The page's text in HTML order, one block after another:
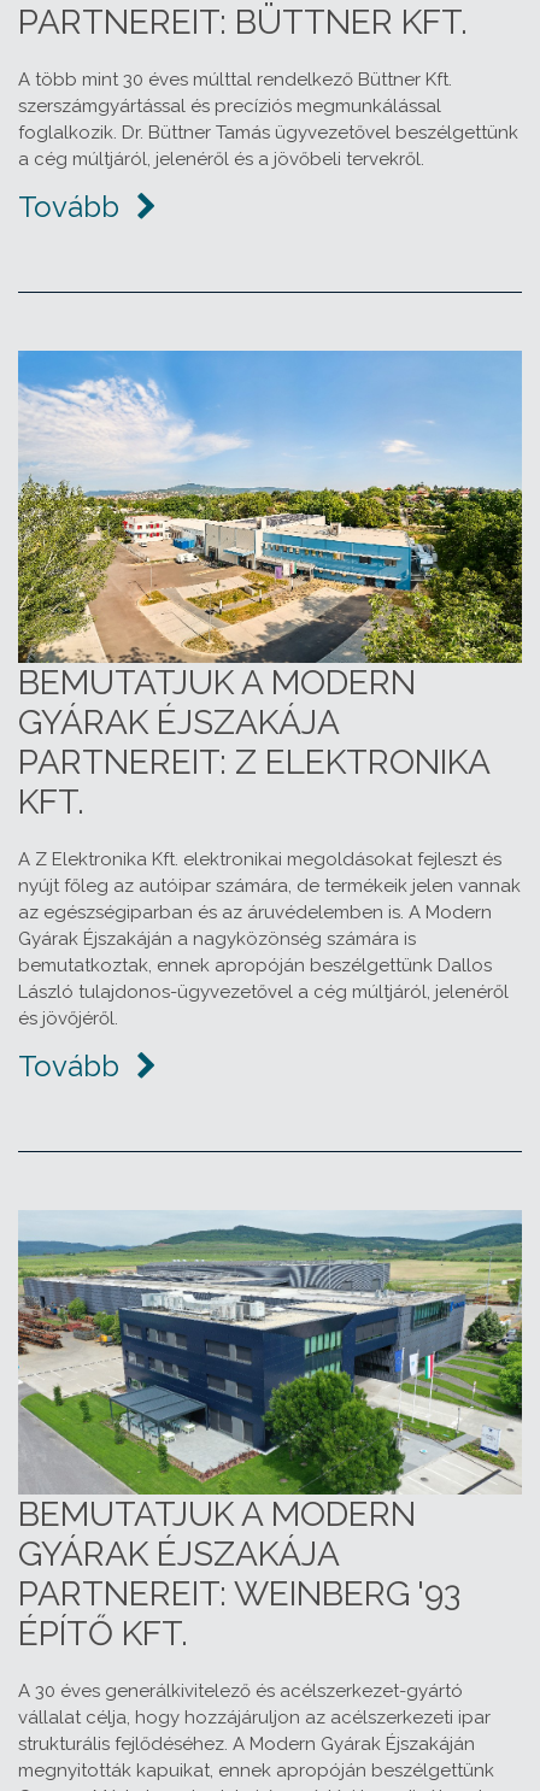
PARTNEREIT: BÜTTNER KFT.
A több mint 30 éves múlttal rendelkező Büttner Kft.
szerszámgyártással és precíziós megmunkálással
foglalkozik. Dr. Büttner Tamás ügyvezetővel beszélgettünk
a cég múltjáról, jelenéről és a jövőbeli tervekről.
Tovább
BEMUTATJUK A MODERN
GYÁRAK ÉJSZAKÁJA
PARTNEREIT: Z ELEKTRONIKA
KFT.
A Z Elektronika Kft. elektronikai megoldásokat fejleszt és
nyújt főleg az autóipar számára, de termékeik jelen vannak
az egészségiparban és az áruvédelemben is. A Modern
Gyárak Éjszakáján a nagyközönség számára is
bemutatkoztak, ennek apropóján beszélgettünk Dallos
László tulajdonos-ügyvezetővel a cég múltjáról, jelenéről
és jövőjéről.
Tovább
BEMUTATJUK A MODERN
GYÁRAK ÉJSZAKÁJA
PARTNEREIT: WEINBERG '93
ÉPÍTŐ KFT.
A 30 éves generálkivitelező és acélszerkezet-gyártó
vállalat célja, hogy hozzájáruljon az acélszerkezeti ipar
strukturális fejlődéséhez. A Modern Gyárak Éjszakáján
megnyitották kapuikat, ennek apropóján beszélgettünk